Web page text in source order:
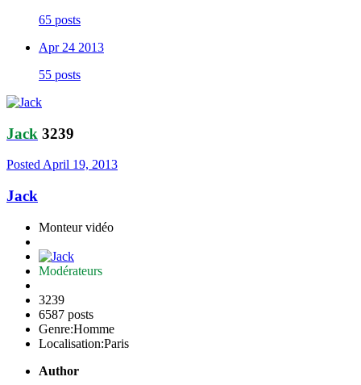
65 posts
Apr 24 2013
55 posts
Jack 3239
Posted April 19, 2013
Jack
Monteur vidéo
Modérateurs
3239
6587 posts
Genre:Homme
Localisation:Paris
Author